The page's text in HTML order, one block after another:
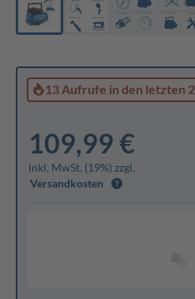
13 Aufrufe in den letzten
109,99 €
inkl. MwSt. (19%) zzgl.
Versandkosten